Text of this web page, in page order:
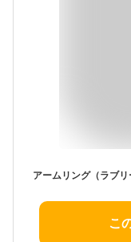
アームリング（ラブリ
こ